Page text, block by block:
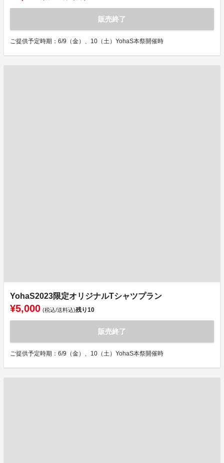
販売終了
ご提供予定時期：6/9（金）、10（土）YohaS本祭開催時
YohaS2023限定オリジナルTシャツプラン
¥5,000 (税込/送料込)残り10
販売終了
ご提供予定時期：6/9（金）、10（土）YohaS本祭開催時